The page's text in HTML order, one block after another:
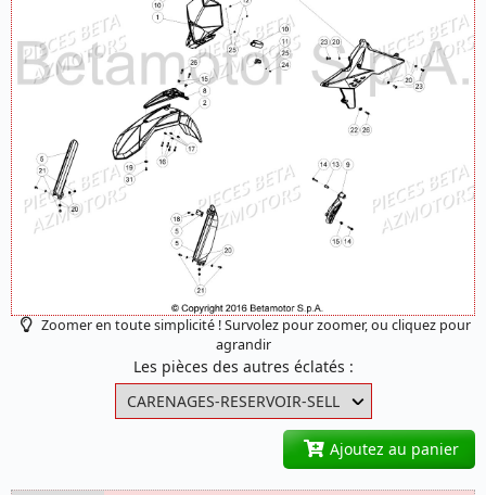
Zoomer en toute simplicité ! Survolez pour zoomer, ou cliquez pour
agrandir
Les pièces des autres éclatés :
Ajoutez au panier